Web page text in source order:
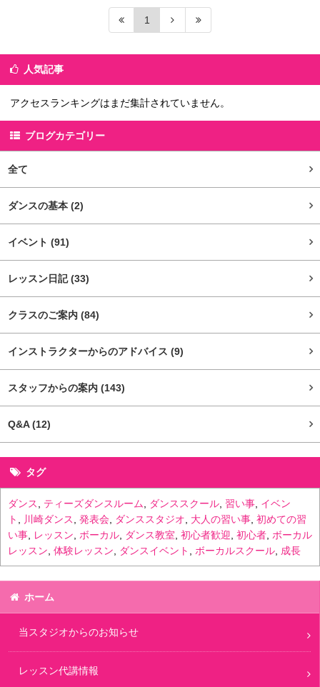
1
人気記事
アクセスランキングはまだ集計されていません。
ブログカテゴリー
全て
ダンスの基本 (2)
イベント (91)
レッスン日記(33)
クラスのご案内 (84)
インストラクターからのアドバイス (9)
スタッフからの案内 (143)
Q&A(12)
タグ
ダンス ティーズダンスルーム ダンススクール 習い事 イベン
ト
川崎ダンス 発表会 ダンススタジオ 大人の習い事 初めての習
い事
レッスン ボーカル ダンス教室 初心者歓迎 初心者 ボーカル
レッスン 体験レッスン ダンスイベント ボーカルスクール 成長
ホーム
当スタジオからのお知らせ
レッスン代講情報